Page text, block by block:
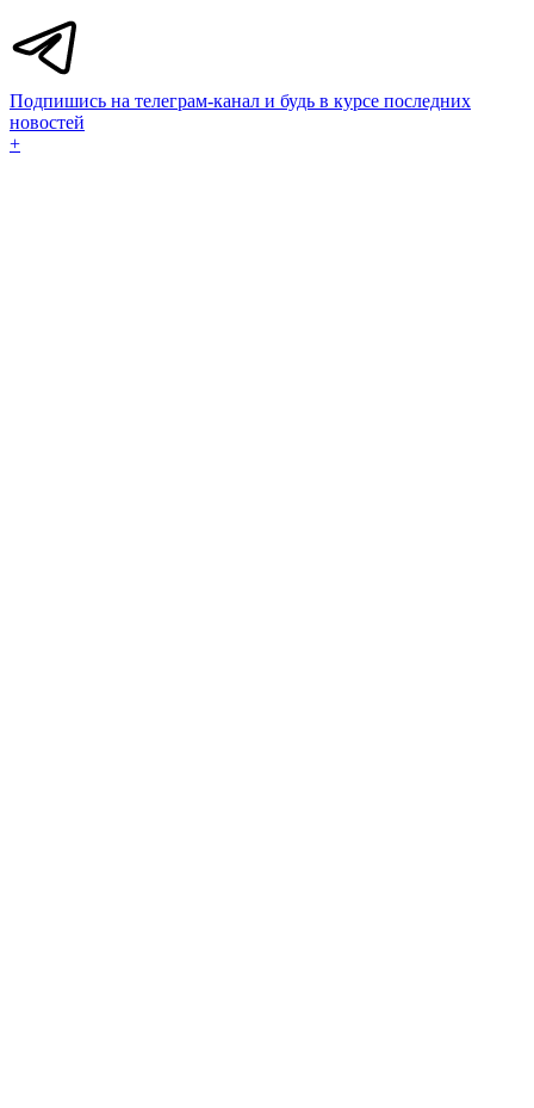
Подпишись на телеграм-канал и будь в курсе последних
новостей
+